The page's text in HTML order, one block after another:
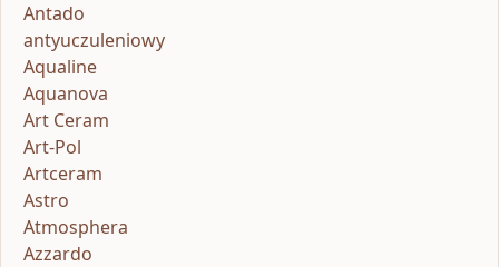
Antado
antyuczuleniowy
Aqualine
Aquanova
Art Ceram
Art-Pol
Artceram
Astro
Atmosphera
Azzardo